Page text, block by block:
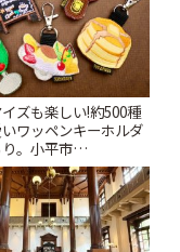
ズも楽しい!約500種
ワッペンキーホルダ
。小平市
T&K」 | ことりっ